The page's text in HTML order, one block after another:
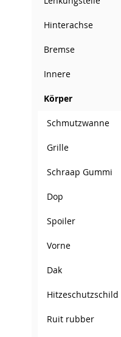
HINZUFÜGEN
VERGLEICHSLISTE
HINZUFÜGEN
HINZUFÜGEN
VERGLEICHSLISTE
HINZUFÜGEN
HINZUFÜGEN
VERGLEICHSLISTE
HINZUFÜGEN
In den Warenkorb
ZUR
WUNSCHLISTE
ZUR
Hinterachse
Bremse
Innere
Körper
Schmutzwanne
Grille
Schraap Gummi
Dop
Spoiler
Vorne
Dak
Hitzeschutzschild
Ruit rubber